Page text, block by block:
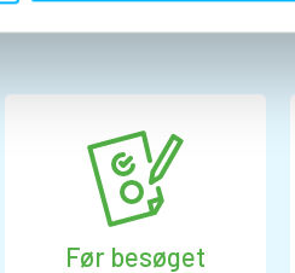
Før besøget